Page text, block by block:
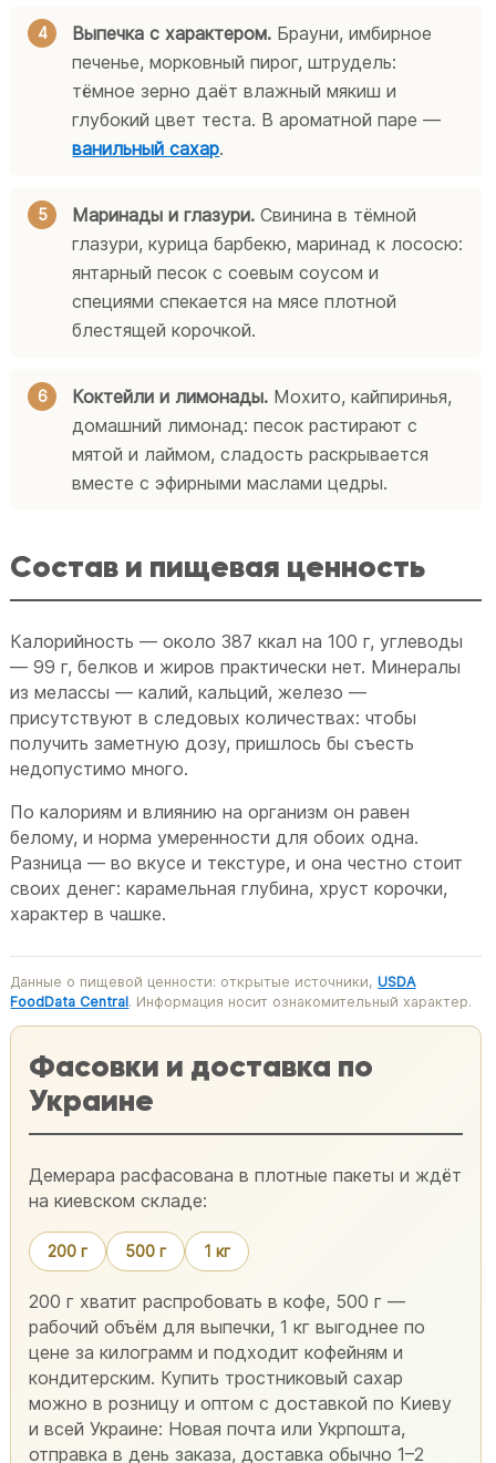
Выпечка с характером. Брауни, имбирное
печенье, морковный пирог, штрудель:
тёмное зерно даёт влажный мякиш и
глубокий цвет теста. В ароматной паре —
ванильный сахар.
Маринады и глазури. Свинина в тёмной
глазури, курица барбекю, маринад к лососю:
янтарный песок с соевым соусом и
специями спекается на мясе плотной
блестящей корочкой.
Коктейли и лимонады. Мохито, кайпиринья,
домашний лимонад: песок растирают с
мятой и лаймом, сладость раскрывается
вместе с эфирными маслами цедры.
Состав и пищевая ценность
Калорийность — около 387 ккал на 100 г, углеводы
— 99 г, белков и жиров практически нет. Минералы
из мелассы — калий, кальций, железо —
присутствуют в следовых количествах: чтобы
получить заметную дозу, пришлось бы съесть
недопустимо много.
По калориям и влиянию на организм он равен
белому, и норма умеренности для обоих одна.
Разница — во вкусе и текстуре, и она честно стоит
своих денег: карамельная глубина, хруст корочки,
характер в чашке.
Данные о пищевой ценности: открытые источники,USDA
FoodData Central. Информация носит ознакомительный характер.
Фасовки и доставка по
Украине
Демерара расфасована в плотные пакеты и ждёт
на киевском складе:
200 г 500 г 1 кг
200 г хватит распробовать в кофе, 500 г —
рабочий объём для выпечки, 1 кг выгоднее по
цене за килограмм и подходит кофейням и
кондитерским. Купить тростниковый сахар
можно в розницу и оптом с доставкой по Киеву
и всей Украине: Новая почта или Укрпошта,
отправка в день заказа, доставка обычно 1–2